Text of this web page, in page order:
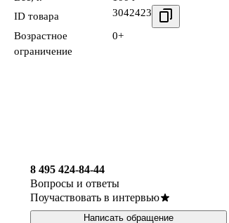
ID товара
3042423
Возрастное
ограничение
0+
8 495 424-84-44
Вопросы и ответы
Поучаствовать в интервью
Написать обращение